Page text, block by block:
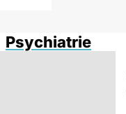
Psychiatrie